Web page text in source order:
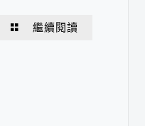
繼續閱讀